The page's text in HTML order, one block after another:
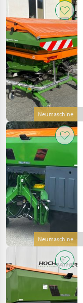
Neumaschine
Neumaschine